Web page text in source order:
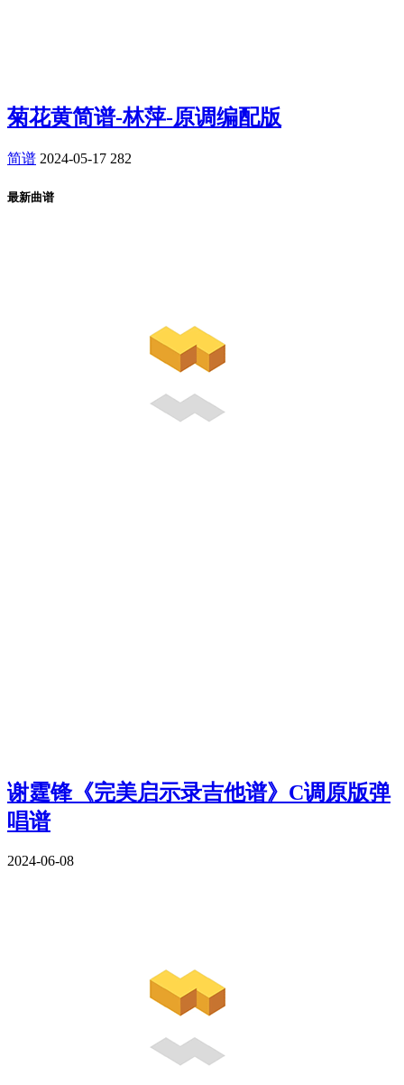
菊花黄简谱-林萍-原调编配版
简谱 2024-05-17 282
最新曲谱
谢霆锋《完美启示录吉他谱》C调原版弹
唱谱
2024-06-08